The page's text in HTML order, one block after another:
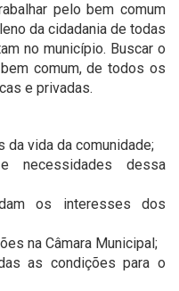
pelo bem comum
da cidadania de todas
no município. Buscar o
comum, de todos os
e privadas.
da vida da comunidade;
necessidades dessa
os interesses dos
na Câmara Municipal;
as condições para o